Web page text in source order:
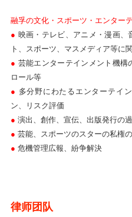
融孚の文化・スポーツ・エンター
● 映画・テレビ、アニメ・漫画、
ト、スポーツ、マスメディア等に
● 芸能エンターテインメント機構
ロール等
● 多分野にわたるエンターテイ
ン、リスク評価
● 演出、創作、宣伝、出版発行の
● 芸能、スポーツのスターの私権
● 危機管理広報、紛争解決
律师团队